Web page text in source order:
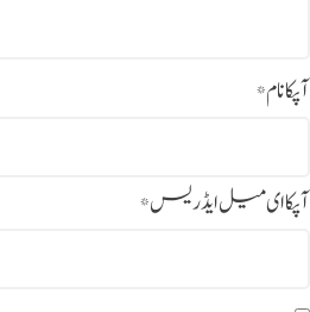
آپکا نام*
آپکا ای میل ایڈریس*